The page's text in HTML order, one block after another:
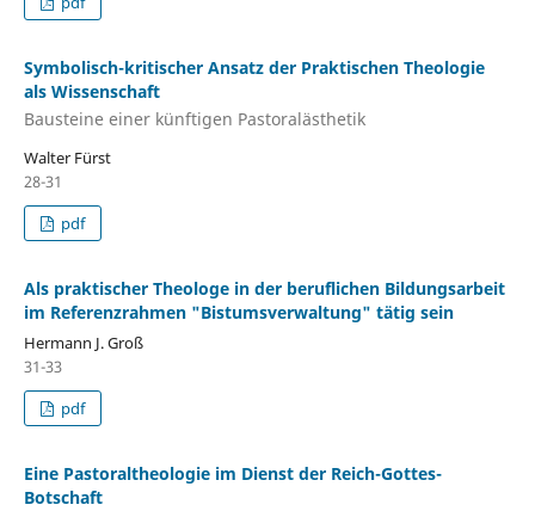
Symbolisch-kritischer Ansatz der Praktischen Theologie
als Wissenschaft
Bausteine einer künftigen Pastoralästhetik
Walter Fürst
28-31
pdf
Als praktischer Theologe in der beruflichen Bildungsarbeit
im Referenzrahmen "Bistumsverwaltung" tätig sein
Hermann J. Groß
31-33
pdf
Eine Pastoraltheologie im Dienst der Reich-Gottes-
Botschaft